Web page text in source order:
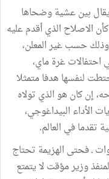
بين عشية وضحاها
الاصلاح الذي أقدم عليه
حسب غير المعلن،
احتفالات غرة ماي،
لنفسها هدفا متمثلا
إن كان هو الذي تولاه
الأداء البيداغوجي،
تقدما في العالم.
ـ فحتى الهزيمة تحتاج
وزير مؤقت لا يتمتع